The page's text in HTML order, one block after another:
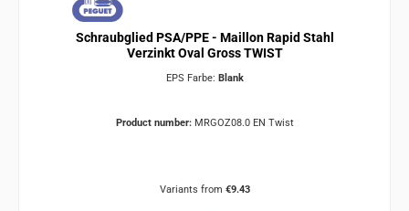
Schraubglied PSA/PPE - Maillon Rapid Stahl
Verzinkt Oval Gross TWIST
EPS Farbe: Blank
Product number: MRGOZ08.0 EN Twist
Variants from €9.43